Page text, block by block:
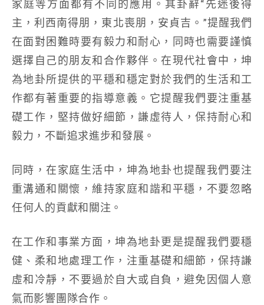
家庭等方面都有不同的應用。其卦辭“先迷後得
主，利西南得朋，東北喪朋，安貞吉。”提醒我們
在面對困難時要有毅力和耐心，同時也需要謹慎
選擇自己的朋友和合作夥伴。在現代社會中，坤
為地卦所提供的平穩和穩定對於我們的生活和工
作都有著重要的指導意義。它提醒我們要注重基
礎工作，堅持做好細節，謙虛待人，保持耐心和
毅力，不斷追求進步和發展。
同時，在家庭生活中，坤為地卦也提醒我們要注
重溝通和關懷，維持家庭和諧和平穩，不要忽略
任何人的貢獻和關注。
在工作和事業方面，坤為地卦更是提醒我們要穩
健、柔和地處理工作，注重基礎和細節，保持謙
虛和冷靜，不要過於自大或自負，避免因個人意
氣而影響團隊合作。